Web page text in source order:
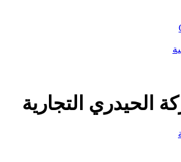
الحيدري التجارية